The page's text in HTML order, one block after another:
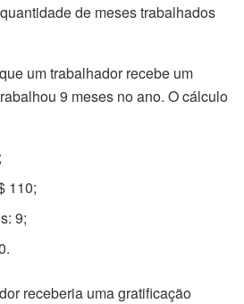
de meses trabalhados
um trabalhador recebe um
9 meses no ano. O cálculo
110;
9;
receberia uma gratificação